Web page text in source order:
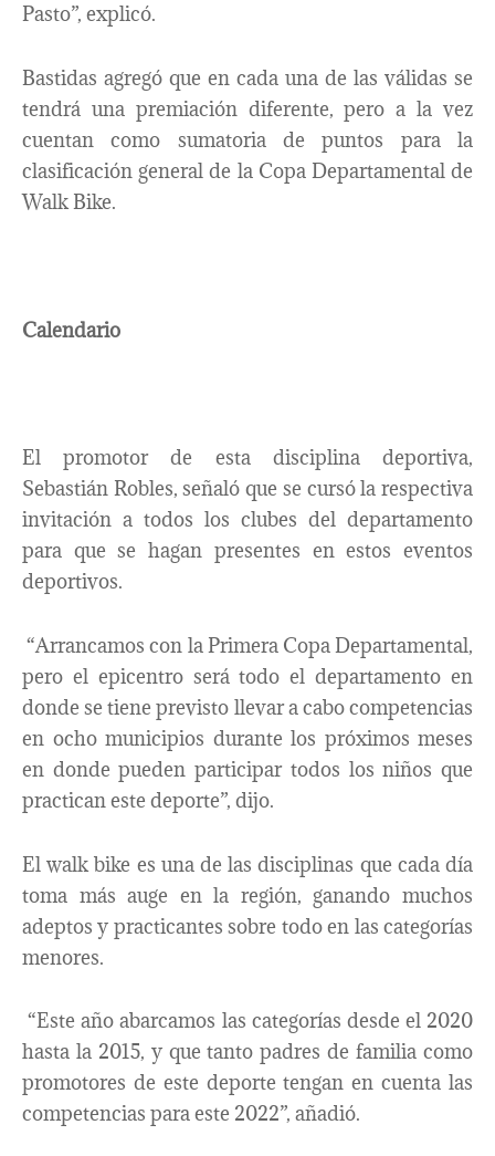
Pasto”, explicó.
Bastidas agregó que en cada una de las válidas se
tendrá una premiación diferente, pero a la vez
cuentan como sumatoria de puntos para la
clasificación general de la Copa Departamental de
Walk Bike.
Calendario
El promotor de esta disciplina deportiva,
Sebastián Robles, señaló que se cursó la respectiva
invitación a todos los clubes del departamento
para que se hagan presentes en estos eventos
deportivos.
“Arrancamos con la Primera Copa Departamental,
pero el epicentro será todo el departamento en
donde se tiene previsto llevar a cabo competencias
en ocho municipios durante los próximos meses
en donde pueden participar todos los niños que
practican este deporte”, dijo.
El walk bike es una de las disciplinas que cada día
toma más auge en la región, ganando muchos
adeptos y practicantes sobre todo en las categorías
menores.
“Este año abarcamos las categorías desde el 2020
hasta la 2015, y que tanto padres de familia como
promotores de este deporte tengan en cuenta las
competencias para este 2022”, añadió.